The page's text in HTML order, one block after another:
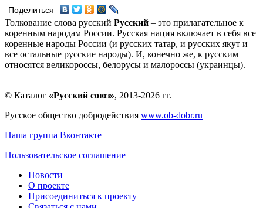
Поделиться
Толкование слова русский Русский – это прилагательное к
коренным народам России. Русская нация включает в себя все
коренные народы России (и русских татар, и русских якут и
все остальные русские народы). И, конечно же, к русским
относятся великороссы, белорусы и малороссы (украинцы).
© Каталог «Русский союз», 2013-2026 гг.
Русское общество добродействия www.ob-dobr.ru
Наша группа Вконтакте
Пользовательское соглашение
Новости
О проекте
Присоединиться к проекту